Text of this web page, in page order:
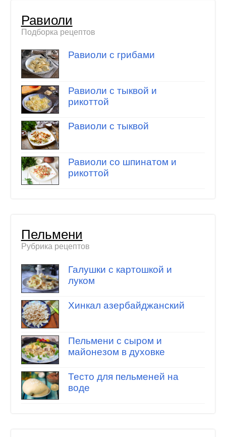
Равиоли
Подборка рецептов
Равиоли с грибами
Равиоли с тыквой и
рикоттой
Равиоли с тыквой
Равиоли со шпинатом и
рикоттой
Пельмени
Рубрика рецептов
Галушки с картошкой и
луком
Хинкал азербайджанский
Пельмени с сыром и
майонезом в духовке
Тесто для пельменей на
воде